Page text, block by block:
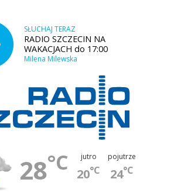
SŁUCHAJ TERAZ
RADIO SZCZECIN NA
WAKACJACH do 17:00
Milena Milewska
28°C jutro
20°C
pojutrze
24°C